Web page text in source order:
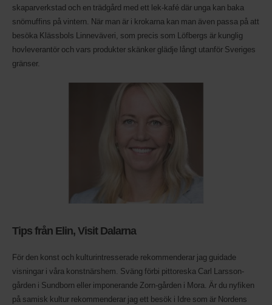
skaparverkstad och en trädgård med ett lek-kafé där unga kan baka
snömuffins på vintern. När man är i krokarna kan man även passa på att
besöka Klässbols Linneväveri, som precis som Löfbergs är kunglig
hovleverantör och vars produkter skänker glädje långt utanför Sveriges
gränser.
Tips från Elin, Visit Dalarna
För den konst och kulturintresserade rekommenderar jag guidade
visningar i våra konstnärshem. Sväng förbi pittoreska Carl Larsson-
gården i Sundborn eller imponerande Zorn-gården i Mora. Är du nyfiken
på samisk kultur rekommenderar jag ett besök i Idre som är Nordens